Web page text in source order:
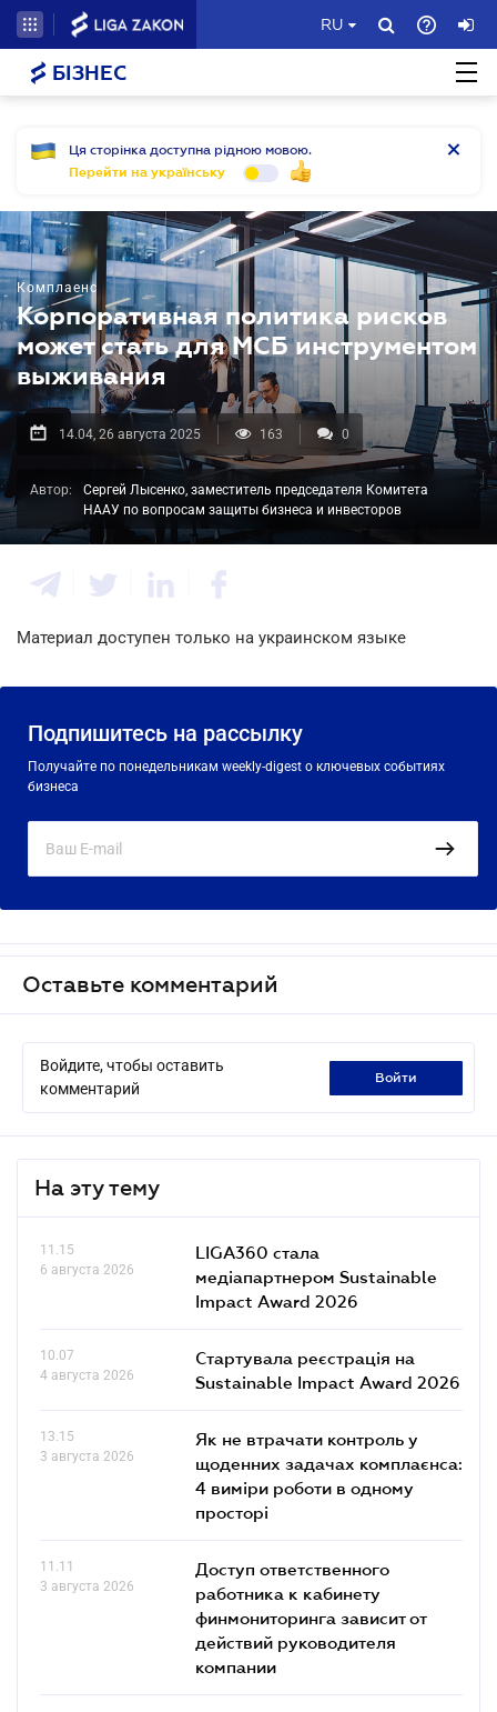
RU
БІЗНЕС
Ця сторінка доступна рідною мовою.
Перейти на українську
Комплаенс
Корпоративная политика рисков
может стать для МСБ инструментом
выживания
14.04, 26 августа 2025 163 0
Автор:
Сергей Лысенко, заместитель председателя Комитета
НААУ по вопросам защиты бизнеса и инвесторов
Материал доступен только на украинском языке
Подпишитесь на рассылку
Получайте по понедельникам weekly-digest о ключевых событиях
бизнеса
Оставьте комментарий
Войдите, чтобы оставить
комментарий
войти
На эту тему
11.15
6 августа 2026
LIGA360 стала
медіапартнером Sustainable
Impact Award 2026
10.07
4 августа 2026
Стартувала реєстрація на
Sustainable Impact Award 2026
13.15
3 августа 2026
Як не втрачати контроль у
щоденних задачах комплаєнса:
4 виміри роботи в одному
просторі
11.11
3 августа 2026
Доступ ответственного
работника к кабинету
финмониторинга зависит от
действий руководителя
компании